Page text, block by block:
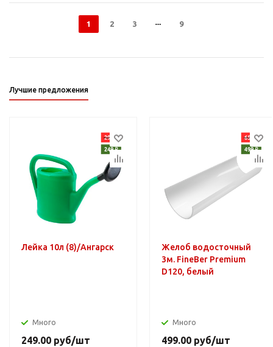
1 2 3 9
Лучшие предложения
Лейка 10л (8)/Ангарск
Много
249.00 руб/шт
Желоб водосточный
3м. FineBer Premium
D120, белый
Много
499.00 руб/шт